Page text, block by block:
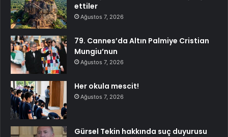
ettiler
Ağustos 7, 2026
79. Cannes’da Altın Palmiye Cristian
Mungiu’nun
Ağustos 7, 2026
Her okula mescit!
Ağustos 7, 2026
Gürsel Tekin hakkında suç duyurusu